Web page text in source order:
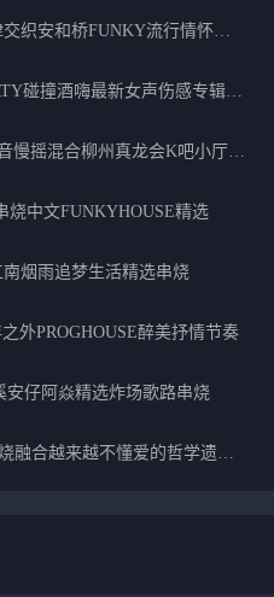
东南亚深情国语PROGHOUSE旋律交织安和桥FUNKY流行情怀串烧
下辈子不一定遇见你女声生日PARTY碰撞酒嗨最新女声伤感专辑实录
国粤语ELECTRO不如遥望潮汐抖音慢摇混合柳州真龙会K吧小厅小康混音
烧中文FUNKYHOUSE精选
烟雨追梦生活精选串烧
外PROGHOUSE醉美抒情节奏
仔阿焱精选炸场歌路串烧
全国粤语CLUB音乐送兄弟实录串烧融合越来越不懂爱的哲学遗憾专辑